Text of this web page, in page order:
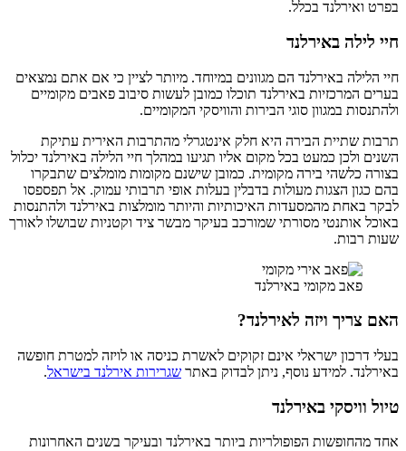
בפרט ואירלנד בכלל.
חיי לילה באירלנד
חיי הלילה באירלנד הם מגוונים במיוחד. מיותר לציין כי אם אתם נמצאים
בערים המרכזיות באירלנד תוכלו כמובן לעשות סיבוב פאבים מקומיים
ולהתנסות במגוון סוגי הבירות והוויסקי המקומיים.
תרבות שתיית הבירה היא חלק אינטגרלי מהתרבות האירית עתיקת
השנים ולכן כמעט בכל מקום אליו תגיעו במהלך חיי הלילה באירלנד יכלול
בצורה כלשהי בירה מקומית. כמובן שישנם מקומות מומלצים שתבקרו
בהם כגון הצגות מעולות בדבלין בעלות אופי תרבותי עמוק. אל תפספסו
לבקר באחת מהמסעדות האיכותיות והיותר מומלצות באירלנד ולהתנסות
באוכל אותנטי מסורתי שמורכב בעיקר מבשר ציד וקטניות שבושלו לאורך
שעות רבות.
פאב מקומי באירלנד
האם צריך ויזה לאירלנד?
בעלי דרכון ישראלי אינם זקוקים לאשרת כניסה או לויזה למטרת חופשה
באירלנד. למידע נוסף, ניתן לבדוק באתר שגרירות אירלנד בישראל.
טיול וויסקי באירלנד
אחד מהחופשות הפופולריות ביותר באירלנד ובעיקר בשנים האחרונות